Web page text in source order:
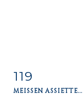
Item detail
119
MEISSEN ASSIETTE...